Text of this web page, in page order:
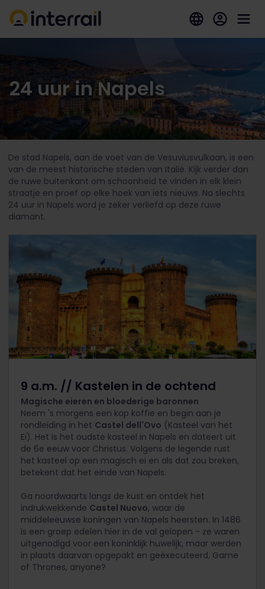
24 uur in Napels
De stad Napels, aan de voet van de Vesuviusvulkaan, is een
van de meest historische steden van Italië. Kijk verder dan
de ruwe buitenkant om schoonheid te vinden in elk klein
straatje en proef op elke hoek van iets nieuws. Na slechts
24 uur in Napels word je zeker verliefd op deze ruwe
diamant.
9 a.m. // Kastelen in de ochtend
Magische eieren en bloederige baronnen
Neem 's morgens een kop koffie en begin aan je
rondleiding in het Castel dell'Ovo (Kasteel van het
Ei). Het is het oudste kasteel in Napels en dateert uit
de 6e eeuw voor Christus. Volgens de legende rust
het kasteel op een magisch ei en als dat zou breken,
betekent dat het einde van Napels.
Ga noordwaarts langs de kust en ontdek het
indrukwekkende Castel Nuovo, waar de
middeleeuwse koningen van Napels heersten. In 1486
is een groep edelen hier in de val gelopen - ze waren
uitgenodigd voor een koninklijk huwelijk, maar werden
in plaats daarvan opgepakt en geëxecuteerd. Game
of Thrones, anyone?